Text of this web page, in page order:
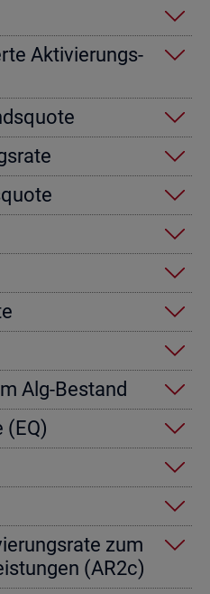
Ak­ti­vie­rungs­
Alg-Be­stand
(EQ)
zum
(AR2c)